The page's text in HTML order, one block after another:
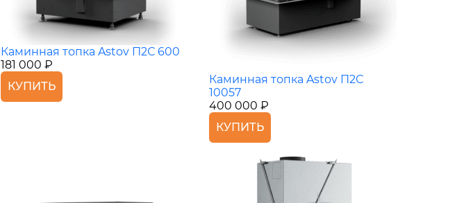
Каминная топка Astov П2С 600
181 000 ₽
КУПИТЬ
Каминная топка Astov П2С
10057
400 000 ₽
КУПИТЬ